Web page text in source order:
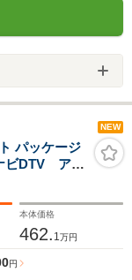
NEW
パッケージ
ビDTV アラ
テリジェ
車
本体価格
462. 1万円
円